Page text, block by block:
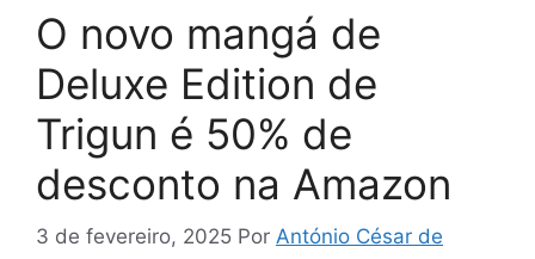
O novo mangá de
Deluxe Edition de
Trigun é 50% de
desconto na Amazon
3 de fevereiro, 2025 Por António César de